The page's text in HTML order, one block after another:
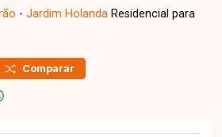
- Jardim Holanda Residencial para
Comparar